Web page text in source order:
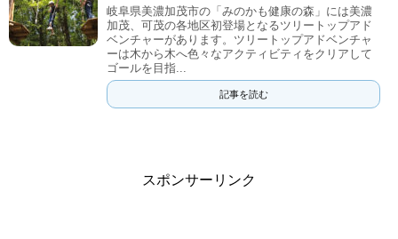
岐阜県美濃加茂市の「みのかも健康の森」には美濃
加茂、可茂の各地区初登場となるツリートップアド
ベンチャーがあります。ツリートップアドベンチャ
ーは木から木へ色々なアクティビティをクリアして
ゴールを目指...
記事を読む
スポンサーリンク